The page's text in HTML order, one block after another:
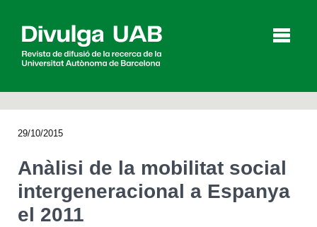
Agenda
29/10/2015
Anàlisi de la mobilitat social
intergeneracional a Espanya
el 2011